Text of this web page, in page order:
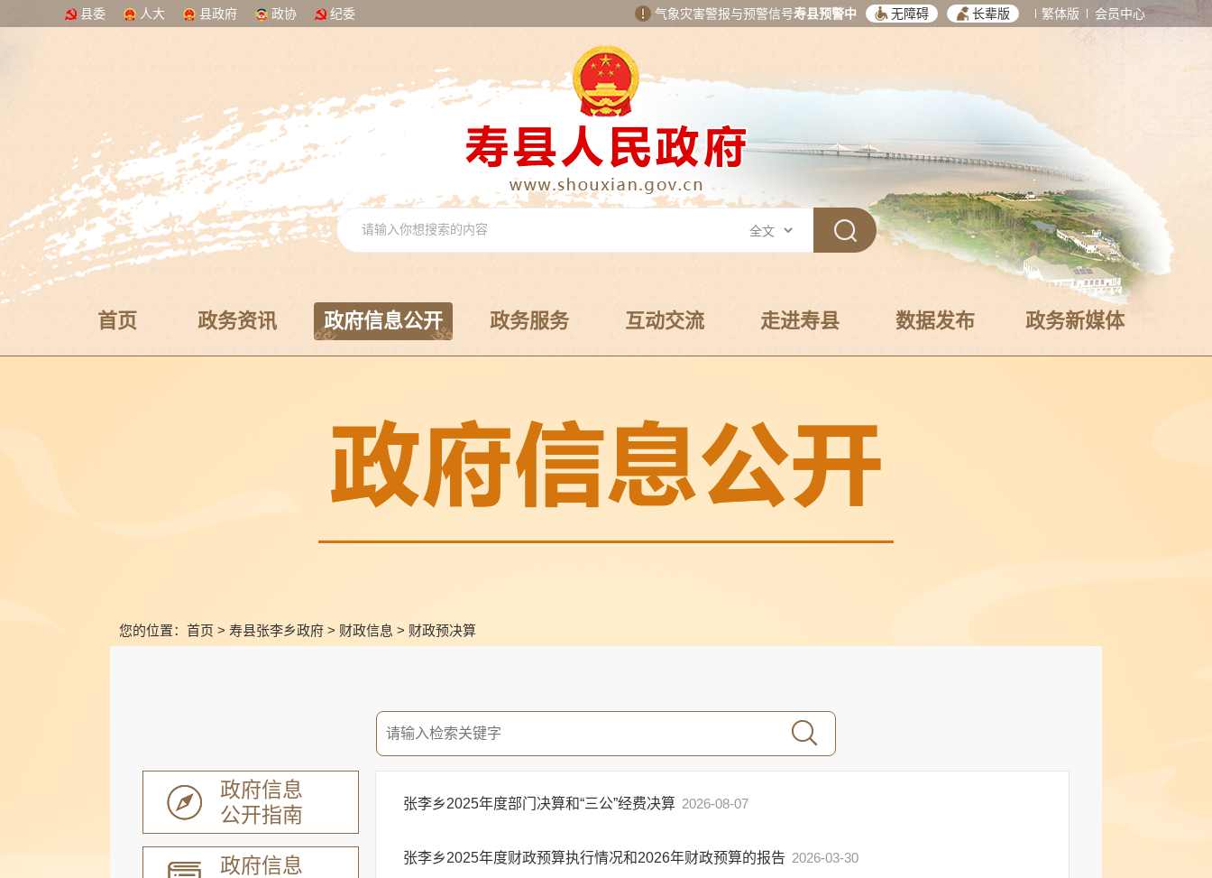
县委 人大 县政府 政协 纪委 气象灾害警报与预警信号寿县预警中 无障碍 长辈版 繁体版 会员中心
首页 政务资讯 政府信息公开 政务服务 互动交流 走进寿县 数据发布 政务新媒体
您的位置： 首页 > 寿县张李乡政府 > 财政信息 > 财政预决算
政府信息
公开指南
政府信息
张李乡2025年度部门决算和“三公”经费决算 2026-08-07
张李乡2025年度财政预算执行情况和2026年财政预算的报告 2026-03-30